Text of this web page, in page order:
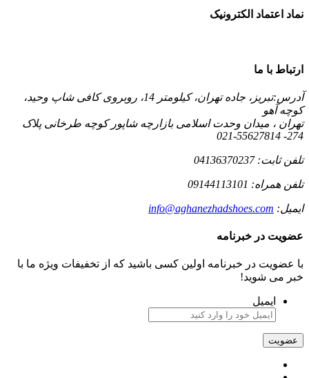
اعتماد الکترونیک
با ما
تبریز، جاده تهران، کیلومتر 14، روبروی کافی شاپ وحید،
آهو
، میدان وحدت اسلامی بازارچه شاپور کوچه طرخانی پلاک
274-
ثابت:04136370237
همراه:09144113101
info@aghanezhadshoes.com
در خبرنامه
عضویت در خبرنامه اولین کسی باشید که از تخفیفات ویژه ما با
می شوید!
ایمیل